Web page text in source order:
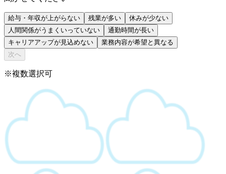
給与・年収が上がらない 残業が多い
休みが少ない
人間関係がうまくいっていない
通勤時間が長い
キャリアアップが見込めない
業務内容が希望と異なる
次へ
※複数選択可